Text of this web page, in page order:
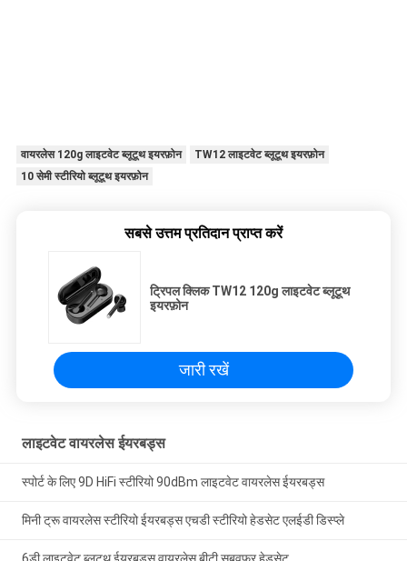
वायरलेस 120g लाइटवेट ब्लूटूथ इयरफ़ोन
TW12 लाइटवेट ब्लूटूथ इयरफ़ोन
10 सेमी स्टीरियो ब्लूटूथ इयरफ़ोन
सबसे उत्तम प्रतिदान प्राप्त करें
ट्रिपल क्लिक TW12 120g लाइटवेट ब्लूटूथ
इयरफ़ोन
जारी रखें
लाइटवेट वायरलेस ईयरबड्स
स्पोर्ट के लिए 9D HiFi स्टीरियो 90dBm लाइटवेट वायरलेस ईयरबड्स
मिनी ट्रू वायरलेस स्टीरियो ईयरबड्स एचडी स्टीरियो हेडसेट एलईडी डिस्प्ले
6डी लाइटवेट ब्लूटूथ ईयरबड्स वायरलेस बीटी सबवूफर हेडसेट